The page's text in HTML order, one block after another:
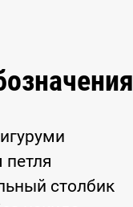
столбик